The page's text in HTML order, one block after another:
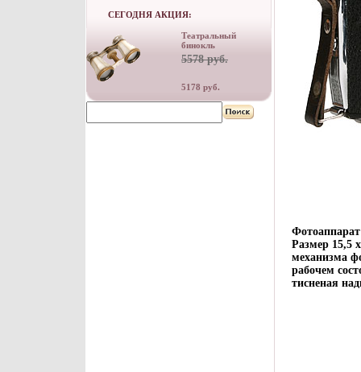
СЕГОДНЯ АКЦИЯ:
Театральный
бинокль
5578 руб.
5178 руб.
Размер 15,5
механизма
рабочем
тисненая